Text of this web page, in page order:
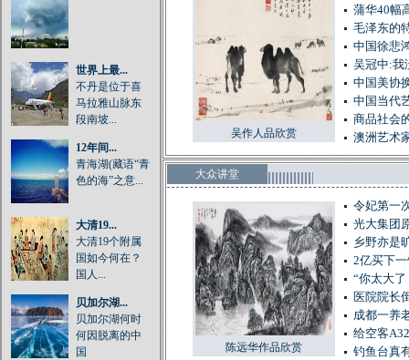
世界上最...
不丹是位于喜
马拉雅山脉东
段南坡...
12年间...
青海湖(藏语“青
色的海”之意...
大清19...
大清19个附属
国如今何在？
国人...
贝加尔湖...
贝加尔湖何时
何因脱离的中
国
吴作人品欣赏
蒲华40幅
毛泽东的
中国徐悲
吴冠中:我
中国美协
中国当代
商品社会
澳洲艺术
大众讲堂
陈远华作品欣赏
令妃第一
光大集团
乡野亦是
2亿买下
“你太大
医院院长
成都一养
给空客
钓鱼台真